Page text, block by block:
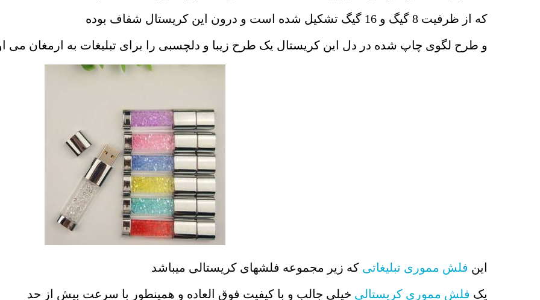
که از ظرفیت 8 گیگ و 16 گیگ تشکیل شده است و درون این کریستال شفاف بوده
و طرح لگوی چاپ شده در دل این کریستال یک طرح زیبا و دلچسبی را برای تبلیغات به ارمغان می
این فلش مموری تبلیغاتی که زیر مجموعه فلشهای کریستالی میباشد
یک فلش مموری کریستالی خیلی جالب و با کیفیت فوق العاده و همینطور با سرعت بیش از حد